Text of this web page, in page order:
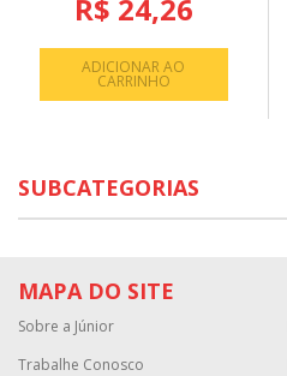
R$ 24,26
ADICIONAR AO
CARRINHO
SUBCATEGORIAS
MAPA DO SITE
Sobre a Júnior
Trabalhe Conosco